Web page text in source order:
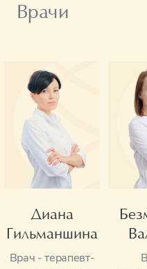
Врачи
Диана
Гильманшина
Врач - терапевт-